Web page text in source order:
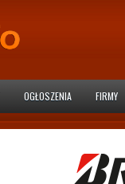
OGŁOSZENIA FIRMY